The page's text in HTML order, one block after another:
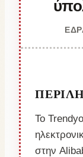
Το
στην